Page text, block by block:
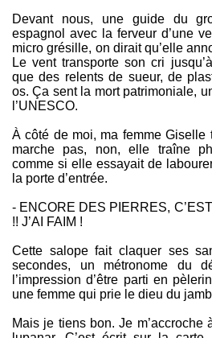
Devant nous, une guide du
espagnol avec la ferveur d’une
micro grésille, on dirait qu’elle
Le vent transporte son cri
que des relents de sueur, de
os. Ça sent la mort patrimoniale,
l’UNESCO.
À côté de moi, ma femme
marche pas, non, elle traîne
comme si elle essayait de
la porte d’entrée.
- ENCORE DES PIERRES,
!! J’AI FAIM !
Cette salope fait claquer ses
secondes, un métronome du
l’impression d’être parti en
une femme qui prie le dieu du
Mais je tiens bon. Je m’accroche